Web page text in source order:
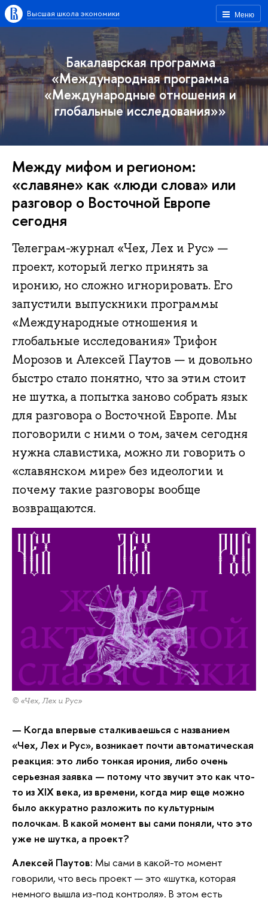
Меню
Высшая школа экономики
Бакалаврская программа
«Международная программа
«Международные отношения и
глобальные исследования»»
Между мифом и регионом:
«славяне» как «люди слова» или
разговор о Восточной Европе
сегодня
Телеграм-журнал «Чех, Лех и Рус» —
проект, который легко принять за
иронию, но сложно игнорировать. Его
запустили выпускники программы
«Международные отношения и
глобальные исследования» Трифон
Морозов и Алексей Паутов — и довольно
быстро стало понятно, что за этим стоит
не шутка, а попытка заново собрать язык
для разговора о Восточной Европе. Мы
поговорили с ними о том, зачем сегодня
нужна славистика, можно ли говорить о
«славянском мире» без идеологии и
почему такие разговоры вообще
возвращаются.
© «Чех, Лех и Рус»
— Когда впервые сталкиваешься с названием
«Чех, Лех и Рус», возникает почти автоматическая
реакция: это либо тонкая ирония, либо очень
серьезная заявка — потому что звучит это как что-
то из XIX века, из времени, когда мир еще можно
было аккуратно разложить по культурным
полочкам. В какой момент вы сами поняли, что это
уже не шутка, а проект?
Алексей Паутов: Мы сами в какой-то момент
говорили, что весь проект — это «шутка, которая
немного вышла из-под контроля». В этом есть